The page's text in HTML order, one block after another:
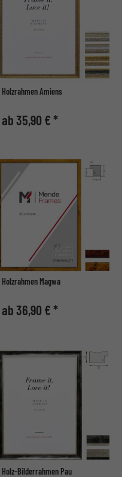
Holzrahmen Amiens
ab 35,90 € *
Holzrahmen Magwa
ab 36,90 € *
Holz-Bilderrahmen Pau